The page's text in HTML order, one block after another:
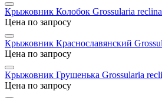
Крыжовник Колобок Grossularia
Цена по запросу
Крыжовник Краснославянский
Цена по запросу
Крыжовник Грушенька Grossularia
Цена по запросу